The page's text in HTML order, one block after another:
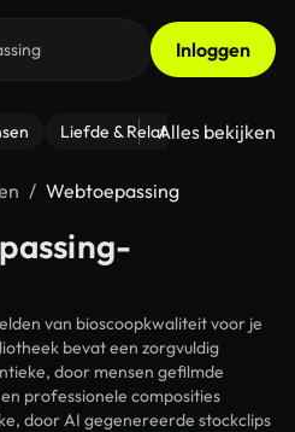
Inloggen
Liefde & Relaties - Fitness
Alles bekijken
Webtoepassing
van bioscoopkwaliteit voor je
bevat een zorgvuldig
door mensen gefilmde
professionele composities
door AI gegenereerde stockclips